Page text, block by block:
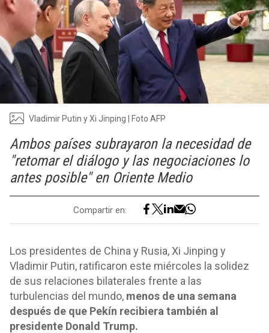
Vladimir Putin y Xi Jinping | Foto AFP
Ambos países subrayaron la necesidad de
"retomar el diálogo y las negociaciones lo
antes posible" en Oriente Medio
Compartir en:
Los presidentes de China y Rusia, Xi Jinping y
Vladimir Putin, ratificaron este miércoles la solidez
de sus relaciones bilaterales frente a las
turbulencias del mundo, menos de una semana
después de que Pekín recibiera también al
presidente Donald Trump.